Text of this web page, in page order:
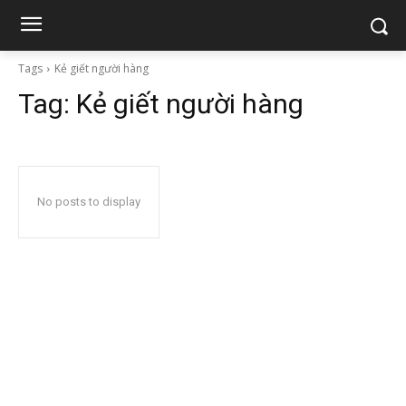
Tags Kẻ giết người hàng
Tag: Kẻ giết người hàng
No posts to display